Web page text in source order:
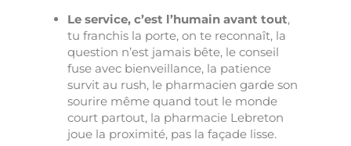
Le service, c’est l’humain avant tout,
tu franchis la porte, on te reconnaît, la
question n’est jamais bête, le conseil
fuse avec bienveillance, la patience
survit au rush, le pharmacien garde son
sourire même quand tout le monde
court partout, la pharmacie Lebreton
joue la proximité, pas la façade lisse.